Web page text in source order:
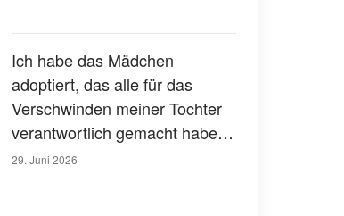
zu erteilen, ließ sie vor der
ganzen Familie
zusammenbrechen
Ich habe das Mädchen
adoptiert, das alle für das
Verschwinden meiner Tochter
verantwortlich gemacht haben
– 10 Jahre später sah sie mir in
29. Juni 2026